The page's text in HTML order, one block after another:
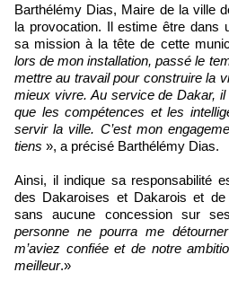
Barthélémy Dias, Maire de la ville de Dakar, refuse de céder à
la provocation. Il estime être dans
sa mission à la tête de cette
lors de mon installation, passé le
mettre au travail pour construire la
mieux vivre. Au service de Dakar, il
que les compétences et les
servir la ville. C’est mon
tiens », a précisé Barthélémy Dias.
Ainsi, il indique sa responsabilité
des Dakaroises et Dakarois et
sans aucune concession sur
personne ne pourra me
m’aviez confiée et de notre
meilleur.»